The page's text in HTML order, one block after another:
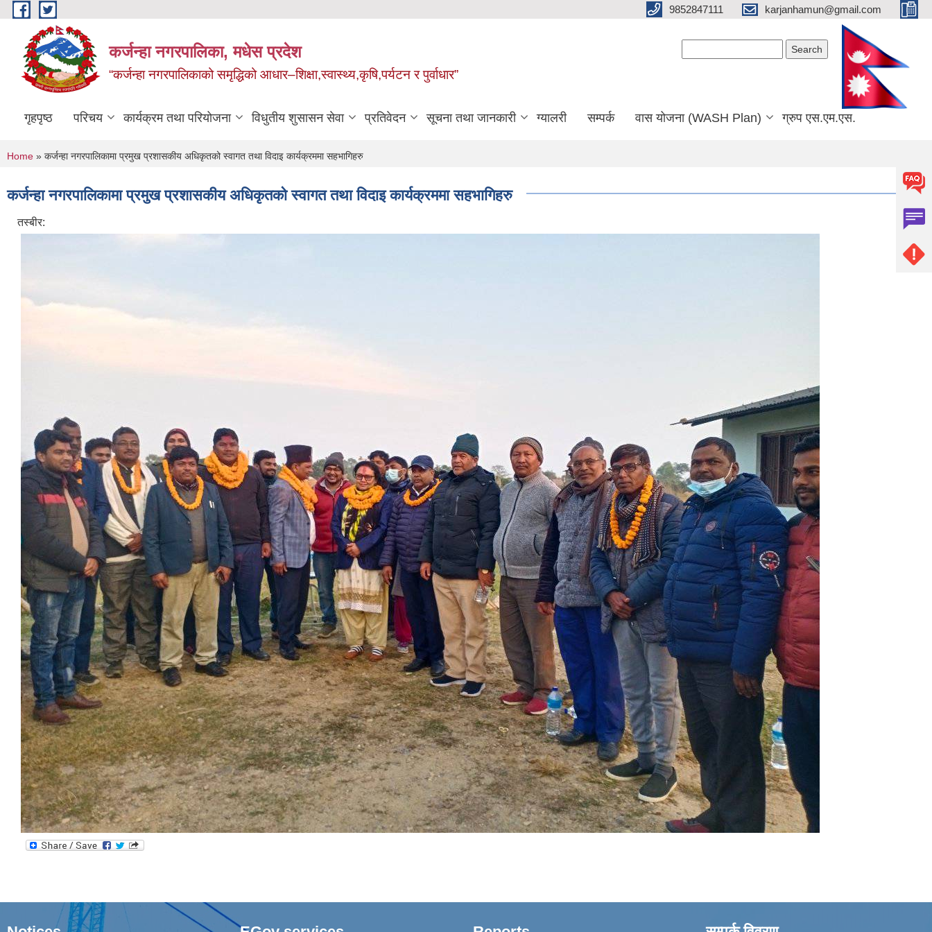
Skip to main content 9852847111 karjanhamun@gmail.com
कर्जन्हा नगरपालिका, मधेस प्रदेश
“कर्जन्हा नगरपालिकाको समृद्धिको आधार–शिक्षा,स्वास्थ्य,कृषि,पर्यटन र पुर्वाधार”
गृहपृष्ठ परिचय कार्यक्रम तथा परियोजना विधुतीय शुसासन सेवा प्रतिवेदन सूचना तथा जानकारी ग्यालरी सम्पर्क वास योजना (WASH Plan) ग्रुप एस.एम.एस.
You are here
Home » कर्जन्हा नगरपालिकामा प्रमुख प्रशासकीय अधिकृतको स्वागत तथा विदाइ कार्यक्रममा सहभागिहरु
कर्जन्हा नगरपालिकामा प्रमुख प्रशासकीय अधिकृतको स्वागत तथा विदाइ कार्यक्रममा सहभागिहरु
तस्बीर: